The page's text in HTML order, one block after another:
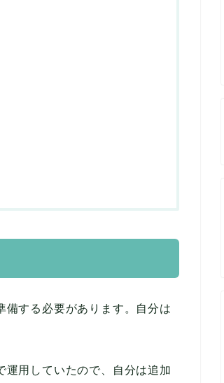
備する必要があります。自分は
運用していたので、自分は追加